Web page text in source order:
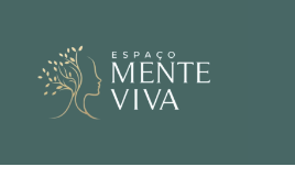
conteúdo